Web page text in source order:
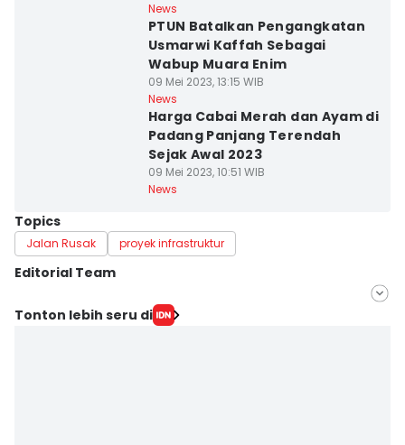
News
PTUN Batalkan Pengangkatan
Usmarwi Kaffah Sebagai
Wabup Muara Enim
09 Mei 2023, 13:15 WIB
News
Harga Cabai Merah dan Ayam di
Padang Panjang Terendah
Sejak Awal 2023
09 Mei 2023, 10:51 WIB
News
Topics
Jalan Rusak proyek infrastruktur
Editorial Team
Editor
Tonton lebih seru di